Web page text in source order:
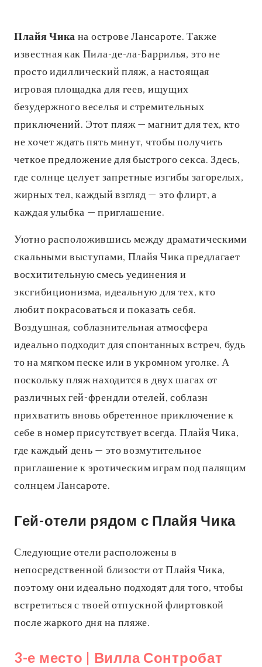
Плайя Чика на острове Лансароте. Также
известная как Пила-де-ла-Баррилья, это не
просто идиллический пляж, а настоящая
игровая площадка для геев, ищущих
безудержного веселья и стремительных
приключений. Этот пляж — магнит для тех, кто
не хочет ждать пять минут, чтобы получить
четкое предложение для быстрого секса. Здесь,
где солнце целует запретные изгибы загорелых,
жирных тел, каждый взгляд — это флирт, а
каждая улыбка — приглашение.
Уютно расположившись между драматическими
скальными выступами, Плайя Чика предлагает
восхитительную смесь уединения и
эксгибиционизма, идеальную для тех, кто
любит покрасоваться и показать себя.
Воздушная, соблазнительная атмосфера
идеально подходит для спонтанных встреч, будь
то на мягком песке или в укромном уголке. А
поскольку пляж находится в двух шагах от
различных гей-френдли отелей, соблазн
прихватить вновь обретенное приключение к
себе в номер присутствует всегда. Плайя Чика,
где каждый день — это возмутительное
приглашение к эротическим играм под палящим
солнцем Лансароте.
Гей-отели рядом с Плайя Чика
Следующие отели расположены в
непосредственной близости от Плайя Чика,
поэтому они идеально подходят для того, чтобы
встретиться с твоей отпускной флиртовкой
после жаркого дня на пляже.
3-е место | Вилла Сонтробат